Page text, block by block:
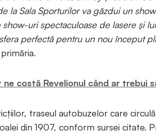
la Sala Sporturilor va găzdui un
uri spectaculoase de lasere și
perfectă pentru un nou început
ne costă Revelionul când ar trebui
traseul autobuzelor care
din 1907, conform sursei citate.